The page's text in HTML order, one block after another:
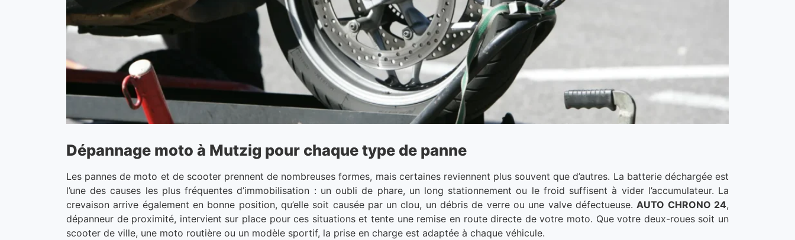
Dépannage moto à Mutzig pour chaque type de panne
Les pannes de moto et de scooter prennent de nombreuses formes, mais certaines reviennent plus souvent que d’autres. La batterie déchargée est
l’une des causes les plus fréquentes d’immobilisation : un oubli de phare, un long stationnement ou le froid suffisent à vider l’accumulateur. La
crevaison arrive également en bonne position, qu’elle soit causée par un clou, un débris de verre ou une valve défectueuse.AUTO CHRONO 24,
dépanneur de proximité, intervient sur place pour ces situations et tente une remise en route directe de votre moto. Que votre deux-roues soit un
scooter de ville, une moto routière ou un modèle sportif, la prise en charge est adaptée à chaque véhicule.